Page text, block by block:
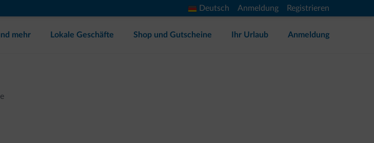
Deutsch Anmeldung Registrieren
mehr Lokale Geschäfte Shop und Gutscheine Ihr Urlaub Anmeldung